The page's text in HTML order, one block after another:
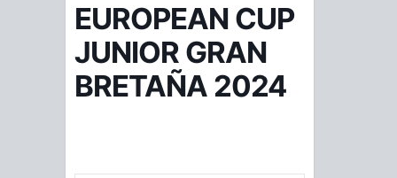
EUROPEAN CUP
JUNIOR GRAN
BRETAÑA 2024